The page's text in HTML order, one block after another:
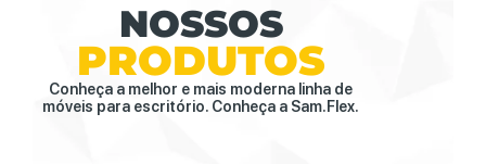
NOSSOS
PRODUTOS
Conheça a melhor e mais moderna linha de
móveis para escritório. Conheça a Sam.Flex.